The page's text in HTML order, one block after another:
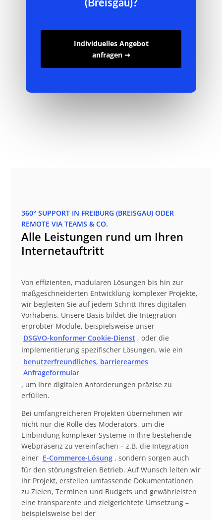
(Breisgau)?
Individuelles Angebot
anfragen ➞
360° SUPPORT IN FREIBURG (BREISGAU) ODER
REMOTE VIA TEAMS & CO.
Alle Leistungen rund um Ihren
Internetauftritt
Von effizienten, modularen Lösungen bis hin zur
maßgeschneiderten Entwicklung komplexer Projekte,
wir begleiten Sie auf jedem Schritt Ihres digitalen
Vorhabens. Unsere Basis bildet die Integration
erprobter Module, beispielsweise unser
DSGVO-konformer Cookie-Dienst , oder die
Implementierung spezifischer Lösungen, wie ein
benutzerfreundliches, barrierearmes
Anfrageformular
, um Ihre digitalen Anforderungen präzise zu
erfüllen.
Bei umfangreicheren Projekten übernehmen wir
nicht nur die Rolle des Moderators, um die
Einbindung komplexer Systeme in Ihre bestehende
Webpräsenz zu vereinfachen – z.B. die Integration
einer E-Commerce-Lösung , sondern sorgen auch
für den störungsfreien Betrieb. Auf Wunsch leiten wir
Ihr Projekt, erstellen umfassende Dokumentationen
zu Zielen, Terminen und Budgets und gewährleisten
eine transparente und zielgerichtete Umsetzung –
beispielsweise bei der